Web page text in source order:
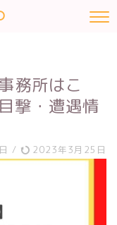
務所はこ
撃・遭遇情
/ 2023年3月25日